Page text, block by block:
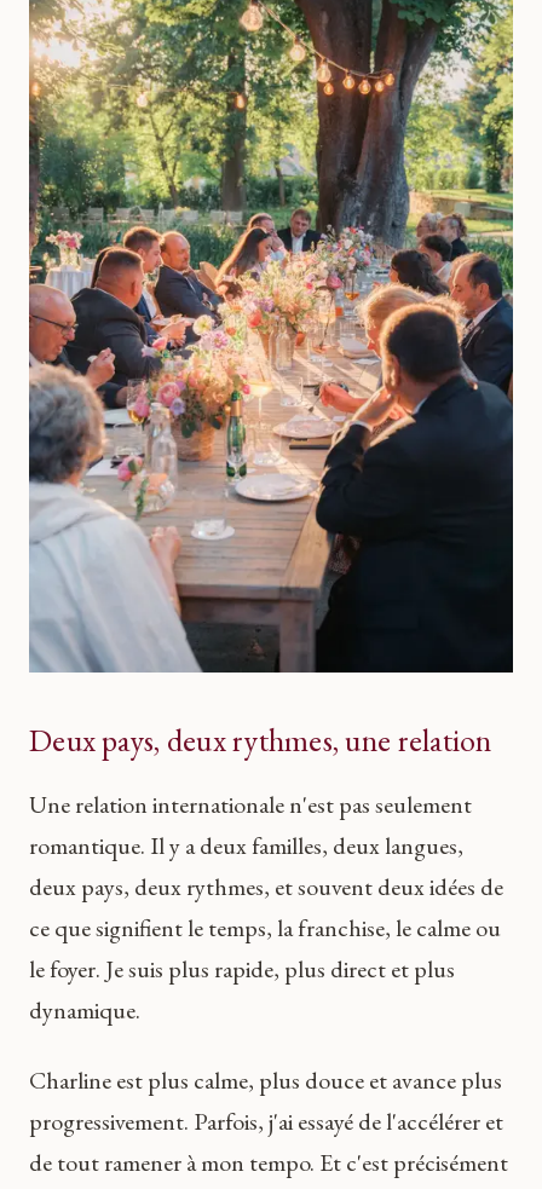
Deux pays, deux rythmes, une relation
Une relation internationale n'est pas seulement
romantique. Il y a deux familles, deux langues,
deux pays, deux rythmes, et souvent deux idées de
ce que signifient le temps, la franchise, le calme ou
le foyer. Je suis plus rapide, plus direct et plus
dynamique.
Charline est plus calme, plus douce et avance plus
progressivement. Parfois, j'ai essayé de l'accélérer et
de tout ramener à mon tempo. Et c'est précisément